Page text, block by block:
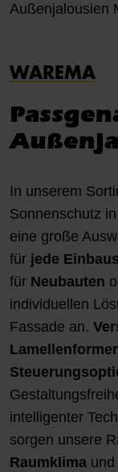
Außenjalousien
WAREMA
In unserem
Sonnenschutz
eine große
für jede
für Neubauten
individuellen
Fassade an.
intelligenter
sorgen unsere
Raumklima